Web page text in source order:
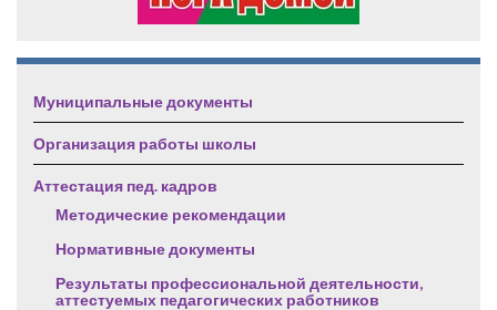
Муниципальные документы
Организация работы школы
Аттестация пед. кадров
Методические рекомендации
Нормативные документы
Результаты профессиональной деятельности,
аттестуемых педагогических работников